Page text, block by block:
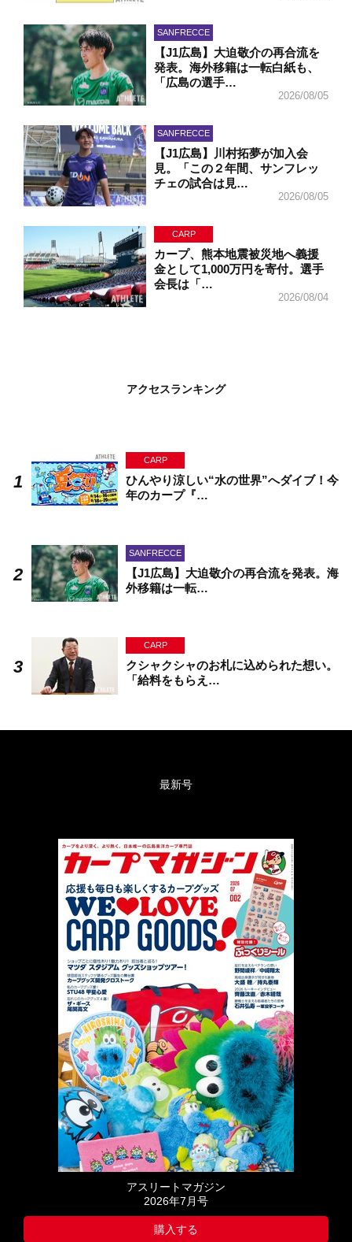
SANFRECCE
【J1広島】大迫敬介の再合流を
発表。海外移籍は一転白紙も、
「広島の選手…
2026/08/05
SANFRECCE
【J1広島】川村拓夢が加入会
見。「この２年間、サンフレッ
チェの試合は見…
2026/08/05
CARP
カープ、熊本地震被災地へ義援
金として1,000万円を寄付。選手
会長は「…
2026/08/04
アクセスランキング
CARP
ひんやり涼しい“水の世界”へダイブ！今
年のカープ『…
SANFRECCE
【J1広島】大迫敬介の再合流を発表。海
外移籍は一転…
CARP
クシャクシャのお札に込められた想い。
「給料をもらえ…
最新号
アスリートマガジン
2026年7月号
購入する